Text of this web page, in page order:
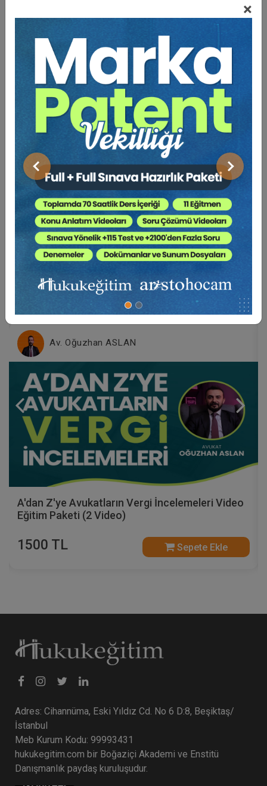
×
Önceki Sonraki
b) İncelemeye yetkili olanlar
c) İnceleme yeri ve zamanı
d) İncelemede uyulacak esaslar
e) İnceleme tutanağı
f) Aramalı inceleme
3) Avukatların Vergi İncelemelerinde Özellik
Arz Eden Durumlar
BENZER VIDEO EĞITIMLER
Video Eğitim Abonesi Ol: Sadece 5490 TL / Yıllık
Av. Oğuzhan ASLAN
A'dan Z'ye Avukatların Vergi İncelemeleri Video
Eğitim Paketi (2 Video)
1500 TL Sepete Ekle
Adres: Cihannüma, Eski Yıldız Cd. No 6 D:8, Beşiktaş/
İstanbul
Meb Kurum Kodu: 99993431
hukukegitim.com bir Boğaziçi Akademi ve Enstitü
Danışmanlık paydaş kuruluşudur.